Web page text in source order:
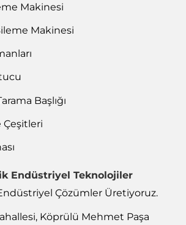
Makinesi
Makinesi
Başlığı
Çeşitleri
Endüstriyel Teknolojiler
Çözümler Üretiyoruz.
Köprülü Mehmet Paşa